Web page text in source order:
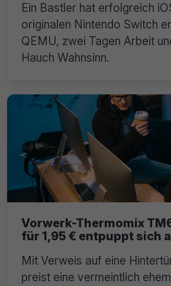
Ein Bastler hat erfolgreich
originalen Nintendo Switch
QEMU, zwei Tagen Arbeit
Hauch Wahnsinn.
Vorwerk-Thermomix
für 1,95 € entpuppt sich
Mit Verweis auf eine
preist eine vermeintlich